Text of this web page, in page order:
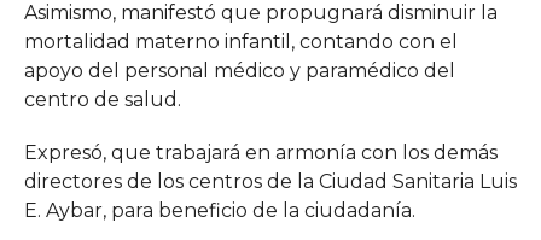
Asimismo, manifestó que propugnará disminuir la
mortalidad materno infantil, contando con el
apoyo del personal médico y paramédico del
centro de salud.
Expresó, que trabajará en armonía con los demás
directores de los centros de la Ciudad Sanitaria Luis
E. Aybar, para beneficio de la ciudadanía.